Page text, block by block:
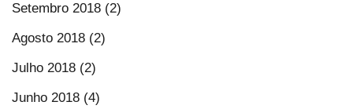
Setembro 2018 (2)
Agosto 2018 (2)
Julho 2018 (2)
Junho 2018 (4)